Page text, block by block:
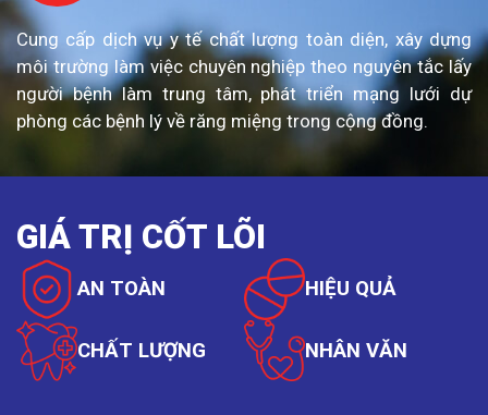
Cung cấp dịch vụ y tế chất lượng toàn diện, xây dựng
môi trường làm việc chuyên nghiệp theo nguyên tắc lấy
người bệnh làm trung tâm, phát triển mạng lưới dự
phòng các bệnh lý về răng miệng trong cộng đồng.
GIÁ TRỊ CỐT LÕI
AN TOÀN HIỆU QUẢ
CHẤT LƯỢNG NHÂN VĂN